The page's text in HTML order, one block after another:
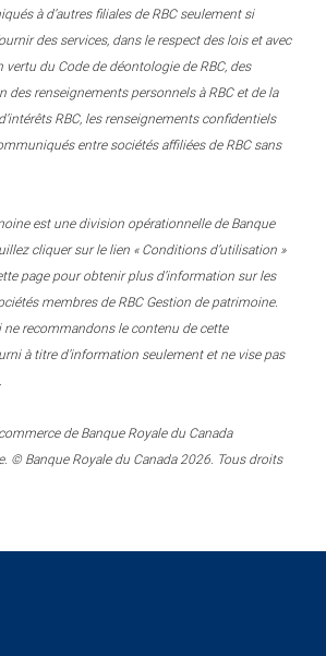
à d’autres filiales de RBC seulement si
des services, dans le respect des lois et avec
vertu du Code de déontologie de RBC, des
des renseignements personnels à RBC et de la
RBC, les renseignements confidentiels
entre sociétés affiliées de RBC sans
est une division opérationnelle de Banque
cliquer sur le lien « Conditions d’utilisation »
page pour obtenir plus d’information sur les
membres de RBC Gestion de patrimoine.
ne recommandons le contenu de cette
à titre d’information seulement et ne vise pas
de Banque Royale du Canada
© Banque Royale du Canada 2026. Tous droits